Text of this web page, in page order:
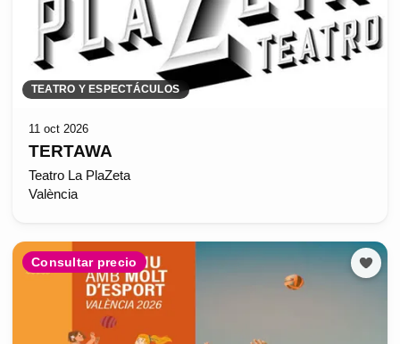
TEATRO Y ESPECTÁCULOS
11 oct 2026
TERTAWA
Teatro La PlaZeta
València
Consultar precio